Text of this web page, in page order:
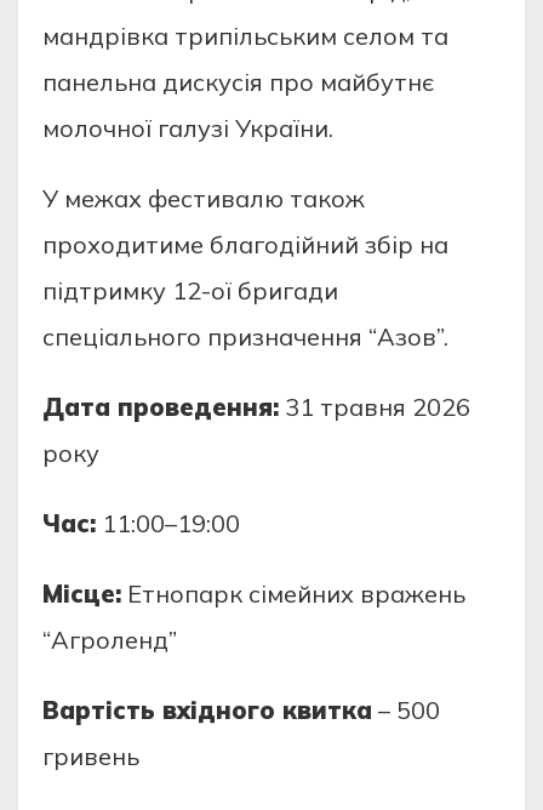
мандрівка трипільським селом та
панельна дискусія про майбутнє
молочної галузі України.
У межах фестивалю також
проходитиме благодійний збір на
підтримку 12-ої бригади
спеціального призначення “Азов”.
Дата проведення: 31 травня 2026
року
Час: 11:00–19:00
Місце: Етнопарк сімейних вражень
“Агроленд”
Вартість вхідного квитка – 500
гривень